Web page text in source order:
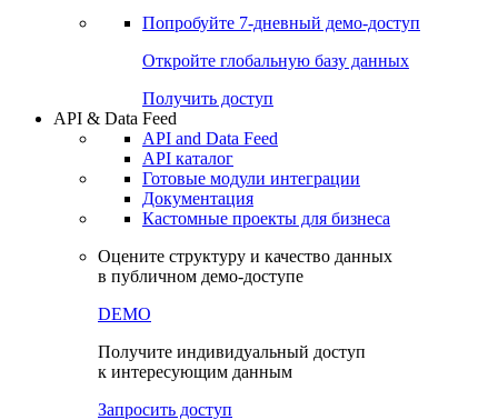
Чат
Проверка контрагента
Попробуйте7-дневный
Откройте глобальную базу данных
Получить доступ
API & Data Feed
API and Data Feed
Готовые модули интеграции
Документация
в публичном демо-доступе